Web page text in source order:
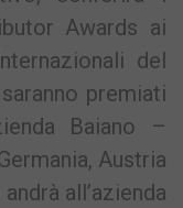
Awards ai
del
premiati
Baiano –
Austria
all’azienda